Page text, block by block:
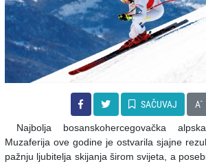
SAČUVAJ A-
Najbolja bosanskohercegovačka
Muzaferija ove godine je ostvarila sjajne
pažnju ljubitelja skijanja širom svijeta, a